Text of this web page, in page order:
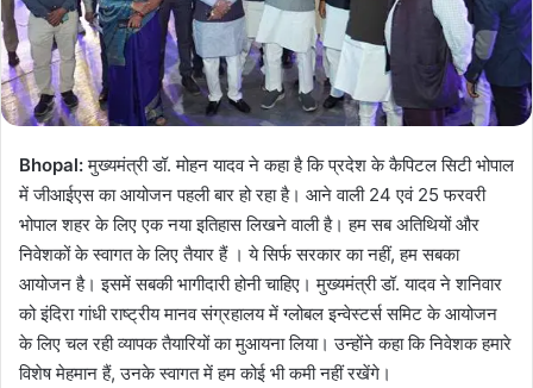
Bhopal:मुख्यमंत्री डॉ. मोहन यादव ने कहा है कि प्रदेश के कैपिटल सिटी भोपाल
में जीआईएस का आयोजन पहली बार हो रहा है। आने वाली 24 एवं 25 फरवरी
भोपाल शहर के लिए एक नया इतिहास लिखनेवाली है। हम सब अतिथियों और
निवेशकों के स्वागत के लिए तैयार हैं । ये सिर्फ सरकार का नहीं, हम सबका
आयोजन है। इसमें सबकी भागीदारी होनी चाहिए। मुख्यमंत्री डॉ. यादव ने शनिवार
को इंदिरा गांधी राष्ट्रीय मानव संग्रहालय में ग्लोबल इन्वेस्टर्स समिट के आयोजन
के लिए चल रही व्यापक तैयारियों का मुआयना लिया। उन्होंने कहा कि निवेशक हमारे
विशेष मेहमान हैं, उनके स्वागत में हम कोई भी कमी नहीं रखेंगे।